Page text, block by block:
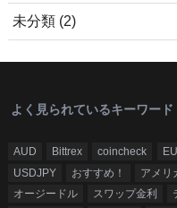
未分類 (2)
よく見られているキーワード
AUD Bittrex coincheck
USDJPY
おすすめ！ アメリ
オージードル
スワップ金利